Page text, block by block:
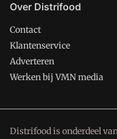
Over Distrifood
Contact
Klantenservice
Adverteren
Werken bij VMN media
Distrifood is onderdeel